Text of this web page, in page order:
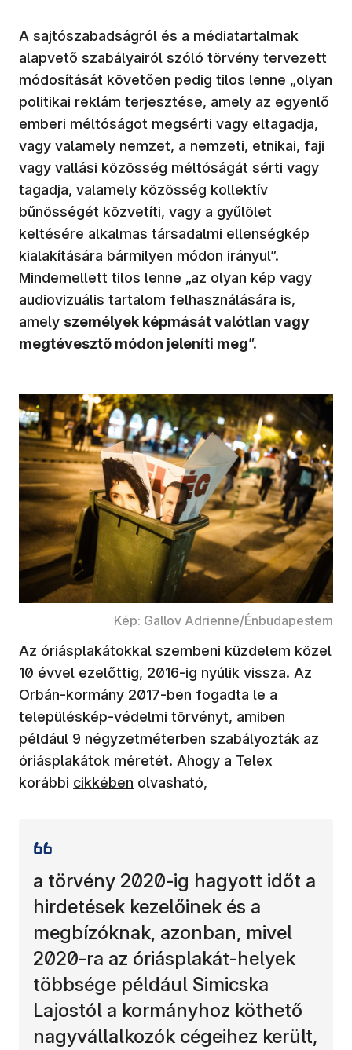
A sajtószabadságról és a médiatartalmak
alapvető szabályairól szóló törvény tervezett
módosítását követően pedig tilos lenne „olyan
politikai reklám terjesztése, amely az egyenlő
emberi méltóságot megsérti vagy eltagadja,
vagy valamely nemzet, a nemzeti, etnikai, faji
vagy vallási közösség méltóságát sérti vagy
tagadja, valamely közösség kollektív
bűnösségét közvetíti, vagy a gyűlölet
keltésére alkalmas társadalmi ellenségkép
kialakítására bármilyen módon irányul”.
Mindemellett tilos lenne „az olyan kép vagy
audiovizuális tartalom felhasználására is,
amely személyek képmását valótlan vagy
megtévesztő módon jeleníti meg”.
Kép: Gallov Adrienne/Énbudapestem
Az óriásplakátokkal szembeni küzdelem közel
10 évvel ezelőttig, 2016-ig nyúlik vissza. Az
Orbán-kormány 2017-ben fogadta le a
településkép-védelmi törvényt, amiben
például 9 négyzetméterben szabályozták az
óriásplakátok méretét. Ahogy a Telex
korábbi cikkében olvasható,
a törvény 2020-ig hagyott időt a
hirdetések kezelőinek és a
megbízóknak, azonban, mivel
2020-ra az óriásplakát-helyek
többsége például Simicska
Lajostól a kormányhoz köthető
nagyvállalkozók cégeihez került,